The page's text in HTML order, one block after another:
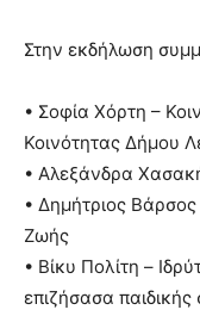
Στην εκδήλωση
• Σοφία Χόρτη –
Κοινότητας Δήμου
• Αλεξάνδρα
• Δημήτριος
Ζωής
• Βίκυ Πολίτη –
επιζήσασα